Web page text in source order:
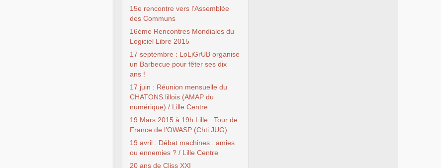
15e rencontre vers l’Assemblée
des Communs
16ème Rencontres Mondiales du
Logiciel Libre 2015
17 septembre : LoLiGrUB organise
un Barbecue pour fêter ses dix
ans !
17 juin : Réunion mensuelle du
CHATONS lillois (AMAP du
numérique) / Lille Centre
19 Mars 2015 à 19h Lille : Tour de
France de l’OWASP (Chti JUG)
19 avril : Débat machines : amies
ou ennemies ? / Lille Centre
20 ans de Cliss XXI